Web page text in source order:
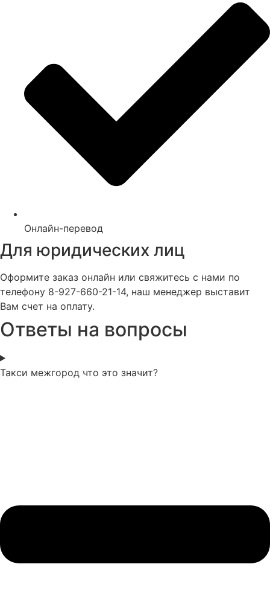
Онлайн-перевод
Для юридических лиц
Оформите заказ онлайн или свяжитесь с нами по
телефону 8-927-660-21-14, наш менеджер выставит
Вам счет на оплату.
Ответы на вопросы
Такси межгород что это значит?